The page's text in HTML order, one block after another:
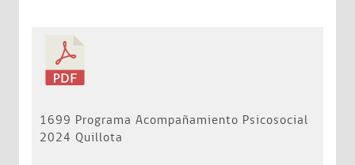
1699 Programa Acompañamiento Psicosocial
2024 Quillota